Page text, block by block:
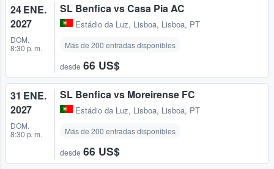
24 ENE.
2027
DOM.
8:30 p. m.
SL Benfica vs Casa Pia AC
Estádio da Luz, Lisboa, Lisboa, PT
Más de 200 entradas disponibles
desde 66 US$
31 ENE.
2027
DOM.
8:30 p. m.
SL Benfica vs Moreirense FC
Estádio da Luz, Lisboa, Lisboa, PT
Más de 200 entradas disponibles
desde 66 US$